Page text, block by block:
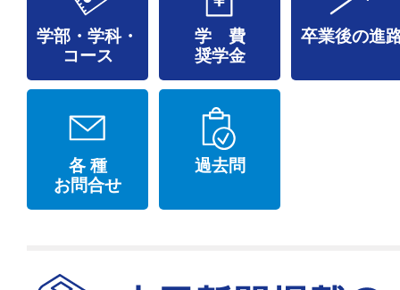
学部・学科・
コース
学 費
奨学金
卒業後の進
各 種
お問合せ
過去問